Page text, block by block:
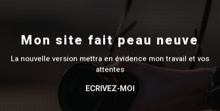
Mon site fait peau neuve
La nouvelle version mettra en évidence mon travail et vos
attentes
ECRIVEZ-MOI